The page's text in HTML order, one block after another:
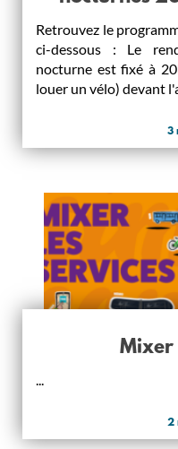
Retrouvez le
ci-dessous : Le
nocturne est fixé à
louer un vélo) devant
3
Mixer
...
2